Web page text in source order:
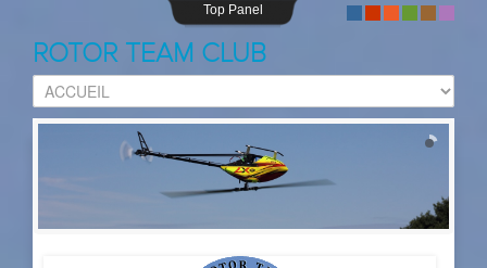
Top Panel
ROTOR TEAM CLUB
NoPitchNoFun
PLAISIR DE VOLER